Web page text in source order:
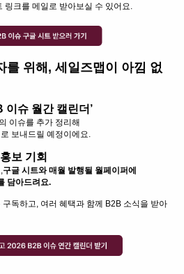
크를 메일로 받아보실 수 있어요.
를 위해, 세일즈맵이 아낌 없
슈 월간 캘린더’
이슈를 추가 정리해
보내드릴 예정이에요.
보 기회
구글 시트와 매월 발행될 월페이퍼에
담아드려요.
독하고, 여러 혜택과 함께 B2B 소식을 받아